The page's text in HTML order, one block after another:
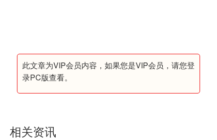
此文章为VIP会员内容，如果您是VIP会员，请您登
录PC版查看。
相关资讯